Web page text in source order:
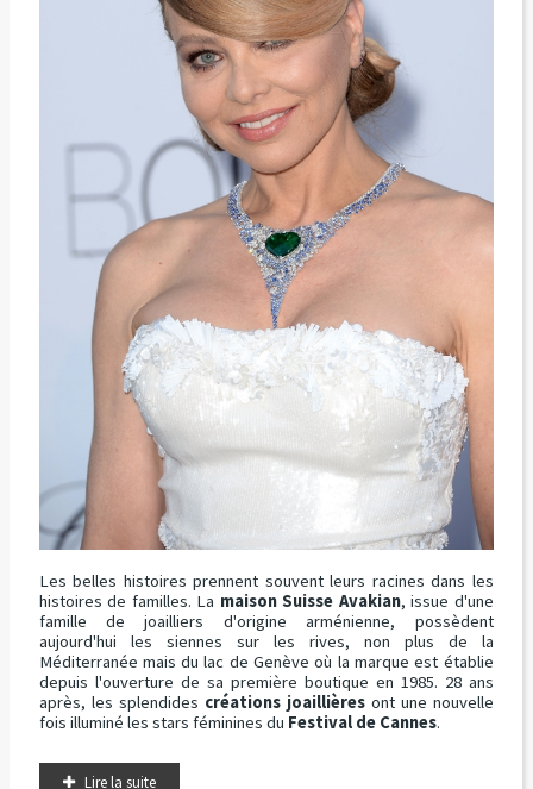
Les belles histoires prennent souvent leurs racines dans les
histoires de familles. La maison Suisse Avakian, issue d'une
famille de joailliers d'origine arménienne, possèdent
aujourd'hui les siennes sur les rives, non plus de la
Méditerranée mais du lac de Genève où la marque est établie
depuis l'ouverture de sa première boutique en 1985. 28 ans
après, les splendides créations joaillièresont une nouvelle
fois illuminé les stars féminines du Festival de Cannes.
Lire la suite